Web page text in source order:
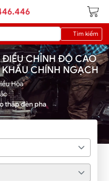
Tìm kiếm
ĐIỀU CHỈNH ĐỘ CAO
CHÍNH NGẠCH
Hòa
thâp đèn pha